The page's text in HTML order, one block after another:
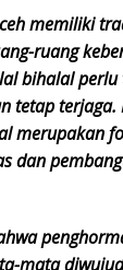
memiliki
ruang
bihalal
tetap
merupakan
dan
mata